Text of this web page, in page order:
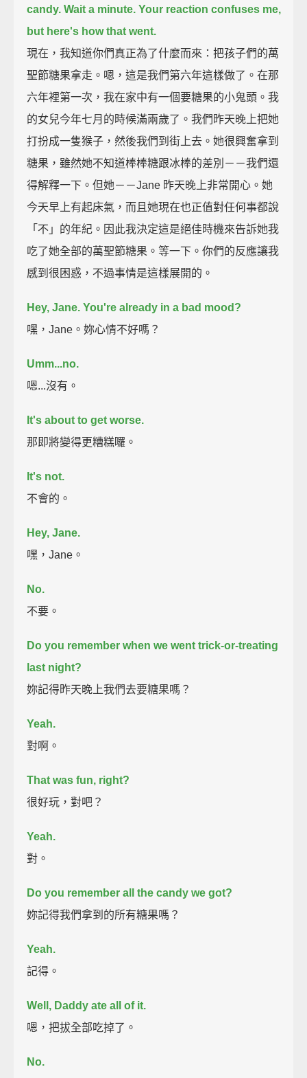
candy. Wait a minute. Your reaction confuses me,
but here's how that went.
現在，我知道你們真正為了什麼而來：把孩子們的萬
聖節糖果拿走。嗯，這是我們第六年這樣做了。在那
六年裡第一次，我在家中有一個要糖果的小鬼頭。我
的女兒今年七月的時候滿兩歲了。我們昨天晚上把她
打扮成一隻猴子，然後我們到街上去。她很興奮拿到
糖果，雖然她不知道棒棒糖跟冰棒的差別－－我們還
得解釋一下。但她－－Jane 昨天晚上非常開心。她
今天早上有起床氣，而且她現在也正值對任何事都說
「不」的年紀。因此我決定這是絕佳時機來告訴她我
吃了她全部的萬聖節糖果。等一下。你們的反應讓我
感到很困惑，不過事情是這樣展開的。
Hey, Jane. You're already in a bad mood?
嘿，Jane。妳心情不好嗎？
Umm...no.
嗯...沒有。
It's about to get worse.
那即將變得更糟糕囉。
It's not.
不會的。
Hey, Jane.
嘿，Jane。
No.
不要。
Do you remember when we went trick-or-treating
last night?
妳記得昨天晚上我們去要糖果嗎？
Yeah.
對啊。
That was fun, right?
很好玩，對吧？
Yeah.
對。
Do you remember all the candy we got?
妳記得我們拿到的所有糖果嗎？
Yeah.
記得。
Well, Daddy ate all of it.
嗯，把拔全部吃掉了。
No.